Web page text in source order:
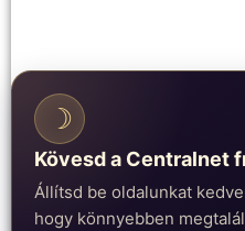
☽
Kövesd a Centralnet
Állítsd be oldalunkat
hogy könnyebben